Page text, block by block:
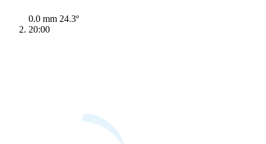
0.0 mm 24.3º
20:00